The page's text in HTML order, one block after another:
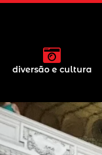
diversão e cultura